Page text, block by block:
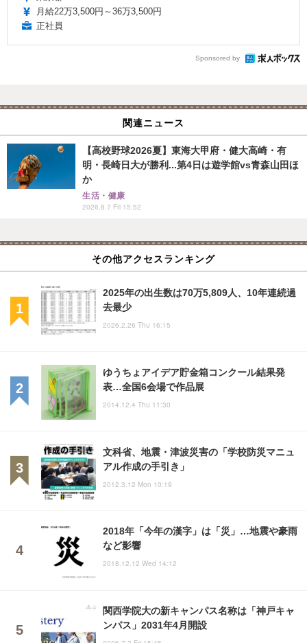
月給22万3,500円～36万3,500円
正社員
Sponsored by
関連ニュース
【高校野球2026夏】東海大甲府・健大高崎・有
明・長崎日大が勝利...第4日は遊学館vs青森山田ほ
か
生活・健康
2026.8.7 Fri 15:52
その他アクセスランキング
2025年の出生数は70万5,809人、10年連続過
去最少
2026.2.26 Thu 16:15
ゆうちょアイデア貯金箱コンクール結果発
表…全国6会場で作品展
2014.12.4 Thu 11:30
文科省、地震・津波災害の「学校防災マニュ
アル作成の手引き」
2012.3.12 Mon 10:19
2018年「今年の漢字」は「災」…地震や豪雨
など影響
2018.12.12 Wed 14:12
関西学院大の新キャンパス名称は「神戸キャ
ンパス」2031年4月開設